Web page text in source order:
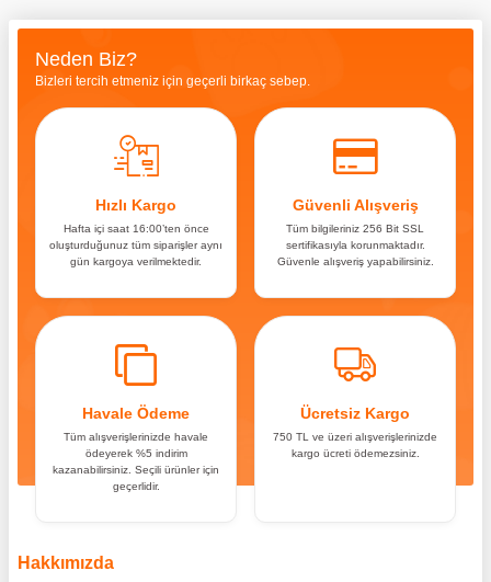
Neden Biz?
Bizleri tercih etmeniz için geçerli birkaç sebep.
Hızlı Kargo
Hafta içi saat 16:00’ten önce
oluşturduğunuz tüm siparişler aynı
gün kargoya verilmektedir.
Güvenli Alışveriş
Tüm bilgileriniz 256 Bit SSL
sertifikasıyla korunmaktadır.
Güvenle alışveriş yapabilirsiniz.
Havale Ödeme
Tüm alışverişlerinizde havale
ödeyerek %5 indirim
kazanabilirsiniz. Seçili ürünler için
geçerlidir.
Ücretsiz Kargo
750 TL ve üzeri alışverişlerinizde
kargo ücreti ödemezsiniz.
Hakkımızda